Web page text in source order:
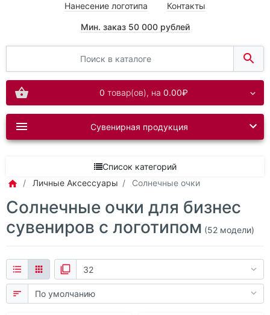
Нанесение логотипа Контакты
Мин. заказ 50 000 рублей
0 товар(ов), на 0.00₽
Сувенирная продукция
Список категорий
Личные Аксессуары
Солнечные очки
Солнечные очки для бизнес
сувениров с логотипом (52 модели)